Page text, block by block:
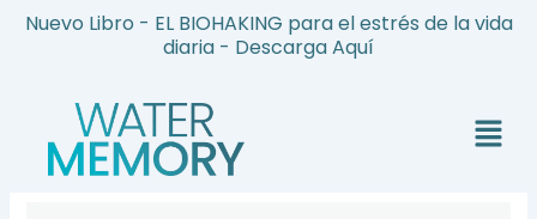
Nuevo Libro - EL BIOHAKING para el estrés de la vida
diaria - Descarga Aquí
Menú